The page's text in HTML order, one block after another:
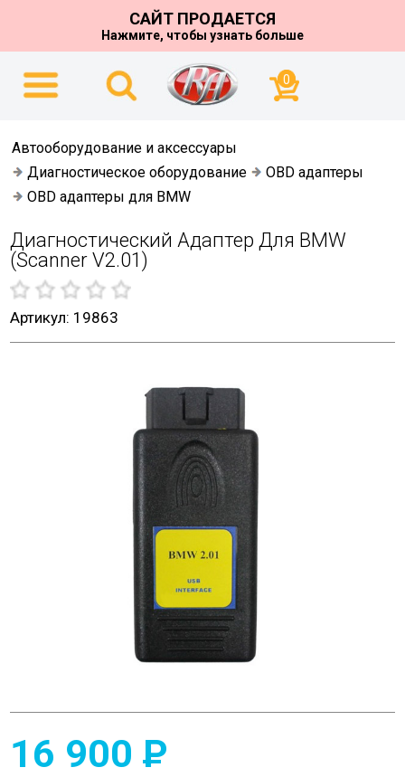
САЙТ ПРОДАЕТСЯ
Нажмите, чтобы узнать больше
0
Автооборудование и аксессуары
Диагностическое оборудование
OBD адаптеры
OBD адаптеры для BMW
Диагностический Адаптер Для BMW
(Scanner V2.01)
Артикул: 19863
16 900 P